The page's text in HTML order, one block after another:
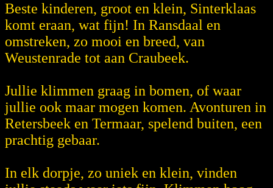
Beste kinderen, groot en klein, Sinterklaas
komt eraan, wat fijn! In Ransdaal en
omstreken, zo mooi en breed, van
Weustenrade tot aan Craubeek.
Jullie klimmen graag in bomen, of waar
jullie ook maar mogen komen. Avonturen in
Retersbeek en Termaar, spelend buiten, een
prachtig gebaar.
In elk dorpje, zo uniek en klein, vinden